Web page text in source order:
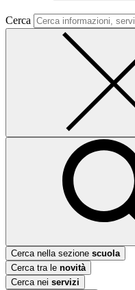
Cerca
Cerca nella sezione scuola
Cerca tra le novità
Cerca nei servizi